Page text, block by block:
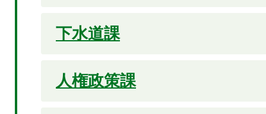
下水道課
人権政策課